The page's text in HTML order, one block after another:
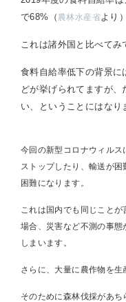
で68%（ 農林水産省より）
これは諸外国と比べてみ
食料自給率低下の背景に
どが挙げられてますが
い、ということにはなり
今回の新型コロナウィル
ストップしたり、輸送が
困難になります。
これは国内でも同じこと
場合、災害など不測の事
しまいます。
さらに、大量に農作物を生
そのために森林伐採があ